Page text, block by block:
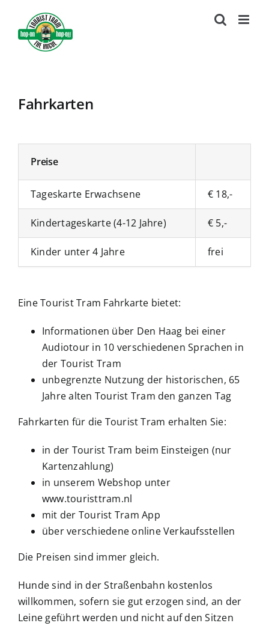
inhoud
Fahrkarten
Preise
Tageskarte Erwachsene € 18,-
Kindertageskarte (4-12 Jahre) € 5,-
Kinder unter 4 Jahre
frei
Eine Tourist Tram Fahrkarte bietet:
Informationen über Den Haag bei einer
Audiotour in 10 verschiedenen Sprachen in
der Tourist Tram
unbegrenzte Nutzung der historischen, 65
Jahre alten Tourist Tram den ganzen Tag
Fahrkarten für die Tourist Tram erhalten Sie:
in der Tourist Tram beim Einsteigen (nur
Kartenzahlung)
in unserem Webshop unter
www.touristtram.nl
mit der Tourist Tram App
über verschiedene online Verkaufsstellen
Die Preisen sind immer gleich.
Hunde sind in der Straßenbahn kostenlos
willkommen, sofern sie gut erzogen sind, an der
Leine geführt werden und nicht auf den Sitzen